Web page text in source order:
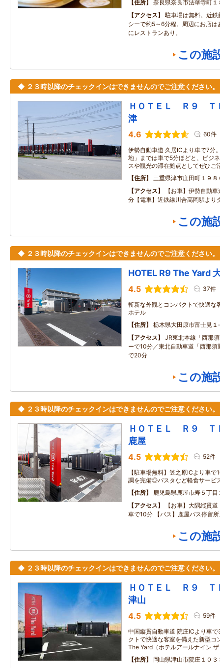
住所
奈良県奈良市法華寺町
アクセス
駐車場は無料。近
シーで約5～6分程。周辺にお店は
にレストランあり。
この施
◆ ２３時以降のチェックインはできませんのでご注意ください。
ＨＯＴＥＬ Ｒ９
津
4.6 60件
伊勢自動車道 久居ICより車で7分
地」までは車で5分ほどと、ビジ
スや観光の滞在拠点としてぜひご
住所
三重県津市庄田町１９８
アクセス
【お車】伊勢自動
分【電車】近鉄線川合高岡駅より
この施
◆ ２３時以降のチェックインはできませんのでご注意ください。
HOTEL R9 The Yard
4.5 37件
斬新な外観とコンパクトで快適な
ホテル
住所
栃木県大田原市富士見１
アクセス
JR東北本線「西那
ーで10分／東北自動車道「西那須
で20分
この施
◆ ２３時以降のチェックインはできませんのでご注意ください。
ＨＯＴＥＬ Ｒ９
鹿屋
4.5 52件
【駐車場無料】笠之原ICより車
調を完備◎パスタなど軽食サービ
住所
鹿児島県鹿屋市寿５丁目
アクセス
【お車】大隅縦貫
車で10分 【バス】鹿屋バス停留
この施
◆ ２３時以降のチェックインはできませんのでご注意ください。
ＨＯＴＥＬ Ｒ９
津山
4.5 59件
中国縦貫自動車道 院庄ICより車
クトで快適な客室を備えた新型コ
The Yard（ホテルアールナイン
住所
岡山県津山市院庄１０３